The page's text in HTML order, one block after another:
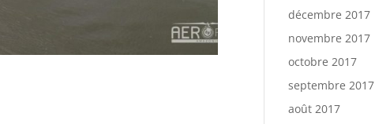
décembre 2017
novembre 2017
octobre 2017
septembre 2017
août 2017